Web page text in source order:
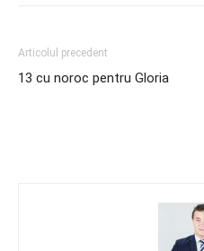
Articolul precedent
13 cu noroc pentru Gloria